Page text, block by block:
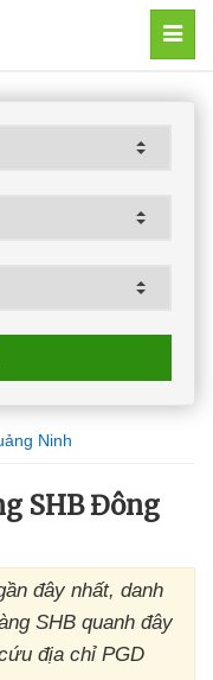
Ninh
SHB Đông
đây nhất, danh
SHB quanh đây
địa chỉ PGD